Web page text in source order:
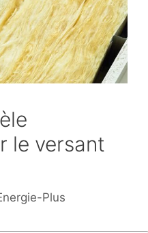
le versant
Plus